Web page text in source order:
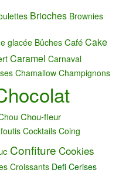
Brioches Brownies
glacée Bûches CaféCake
Caramel Carnaval
Chamallow Champignons
Chou-fleur
Cocktails Coing
Confiture Cookies
Croissants Defi Cerises